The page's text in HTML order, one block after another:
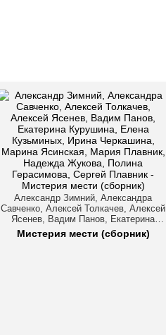
Александр Зимний, Александра
Савченко, Алексей Толкачев, Алексей
Ясенев, Вадим Панов, Екатерина
Курушина, Елена Кузьминых, Ирина
Черкашина, Марина Ясинская, Мария
Мистерия мести (сборник)